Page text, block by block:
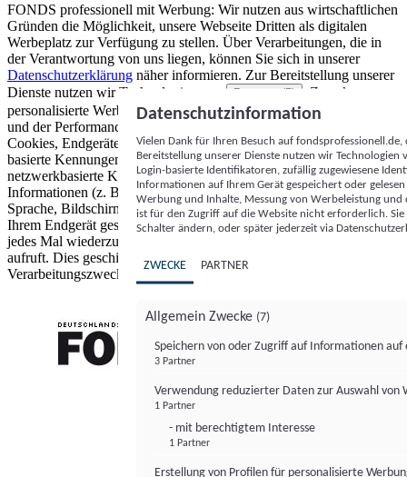
FONDS professionell mit Werbung: Wir nutzen aus wirtschaftlichen
Gründen die Möglichkeit, unsere Webseite Dritten als digitalen
Werbeplatz zur Verfügung zu stellen. Über Verarbeitungen, die in
der Verantwortung von uns liegen, können Sie sich in unserer
Datenschutzerklärung näher informieren. Zur Bereitstellung unserer
Dienste nutzen wir Technologien von
Partnern (5)
. Zwecke:
personalisierte Werbung und Inhalte, Messung von Werbeleistung
und der Performance von Inhalten sowie Zielgruppenforschung.
Cookies, Endgeräte- oder ähnliche Online-Kennungen (z. B. login-
basierte Kennungen, zufällig generierte Kennungen,
netzwerkbasierte Kennungen) können zusammen mit anderen
Informationen (z. B. Browsertyp und Browserinformationen,
Sprache, Bildschirmgröße, unterstützte Technologien usw.) auf
Ihrem Endgerät gespeichert oder von dort ausgelesen werden, um es
jedes Mal wiederzuerkennen, wenn es eine App oder einer Webseite
aufruft. Dies geschieht für einen oder mehrere der hier aufgeführten
Verarbeitungszwecke.
Datenschutzinformation
Vielen Dank für Ihren Besuch auf
Bereitstellung unserer Dienste nutzen wir Technologien
Login-basierte Identifikatoren, zufällig zugewiesene
Informationen auf Ihrem Gerät gespeichert oder
Werbung und Inhalte, Messung von Werbeleistung
ist für den Zugriff auf die Website nicht erforderlich.
Schalter ändern, oder später jederzeit via
ZWECKE PARTNER
Allgemein Zwecke (7)
Speichern von oder Zugriff auf Informationen auf
3 Partner
Verwendung reduzierter Daten zur Auswahl von
1 Partner
- mit berechtigtem Interesse
1 Partner
Erstellung von Profilen für personalisierte
FONDS professionell